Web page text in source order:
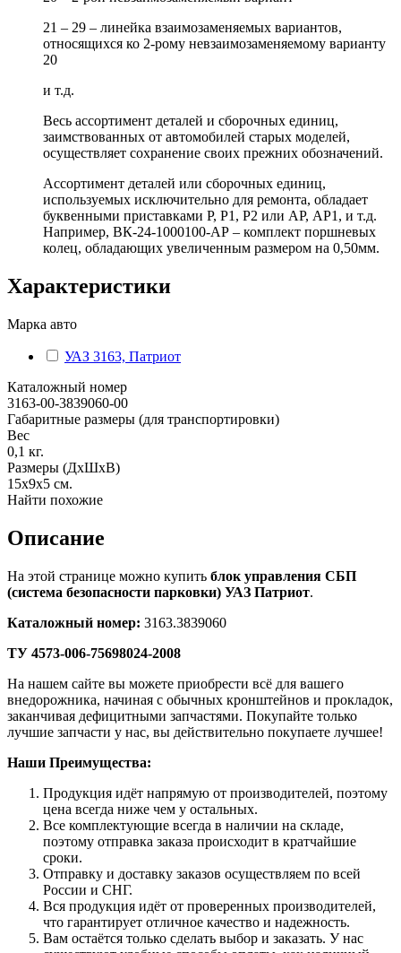
21 – 29 – линейка взаимозаменяемых вариантов,
относящихся ко 2-рому невзаимозаменяемому варианту
20
и т.д.
Весь ассортимент деталей и сборочных единиц,
заимствованных от автомобилей старых моделей,
осуществляет сохранение своих прежних обозначений.
Ассортимент деталей или сборочных единиц,
используемых исключительно для ремонта, обладает
буквенными приставками Р, Р1, Р2 или АР, АР1, и т.д.
Например, ВК-24-1000100-АР – комплект поршневых
колец, обладающих увеличенным размером на 0,50мм.
Характеристики
Марка авто
УАЗ 3163, Патриот
Каталожный номер
3163-00-3839060-00
Габаритные размеры (для транспортировки)
Вес
0,1 кг.
Размеры (ДхШхВ)
15х9х5 см.
Найти похожие
Описание
На этой странице можно купить блок управления СБП
(система безопасности парковки) УАЗ Патриот.
Каталожный номер: 3163.3839060
ТУ 4573-006-75698024-2008
На нашем сайте вы можете приобрести всё для вашего
внедорожника, начиная с обычных кронштейнов и прокладок,
заканчивая дефицитными запчастями. Покупайте только
лучшие запчасти у нас, вы действительно покупаете лучшее!
Наши Преимущества:
Продукция идёт напрямую от производителей, поэтому
цена всегда ниже чем у остальных.
Все комплектующие всегда в наличии на складе,
поэтому отправка заказа происходит в кратчайшие
сроки.
Отправку и доставку заказов осуществляем по всей
России и СНГ.
Вся продукция идёт от проверенных производителей,
что гарантирует отличное качество и надежность.
Вам остаётся только сделать выбор и заказать. У нас